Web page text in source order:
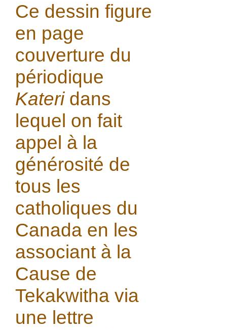
Ce dessin figure
en page
couverture du
périodique
Kateridans
lequel on fait
appel à la
générosité de
tous les
catholiques du
Canada en les
associant à la
Cause de
Tekakwitha via
une lettre